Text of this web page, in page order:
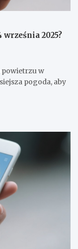
2025?
powietrzu w
pogoda, aby